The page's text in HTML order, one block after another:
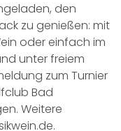
den
zu genießen: mit
oder einfach im
unter freiem
zum Turnier
Bad
Weitere